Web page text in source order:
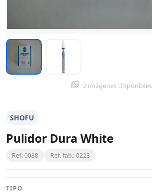
2 imágenes disponibles
SHOFU
Pulidor Dura White
Ref: 0088 Ref. fab.: 0223
TIPO